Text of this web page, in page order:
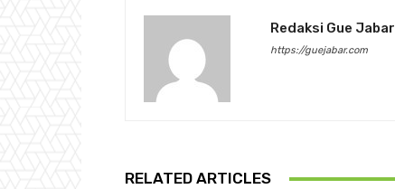
Redaksi Gue Jabar
https://guejabar.com
RELATED ARTICLES